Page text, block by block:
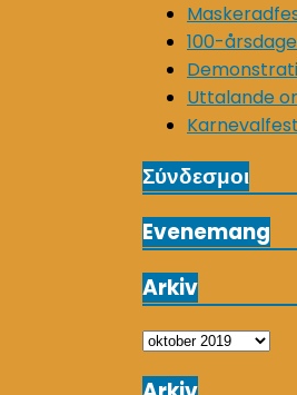
100-
Uttalande
Σύνδεσμοι
Evenemang
Arkiv
Arkiv